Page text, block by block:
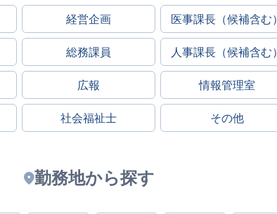
経営企画 医事課長（候補含む）
総務課員 人事課長（候補含む）
広報 情報管理室
社会福祉士 その他
勤務地から探す